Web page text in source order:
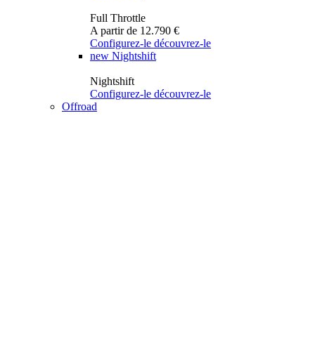
Full Throttle
A partir de 12.790 €
Configurez-le découvrez-le
new Nightshift
Nightshift
Configurez-le découvrez-le
Offroad